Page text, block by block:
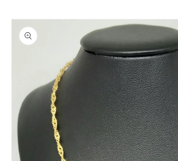
Skip to
product
information